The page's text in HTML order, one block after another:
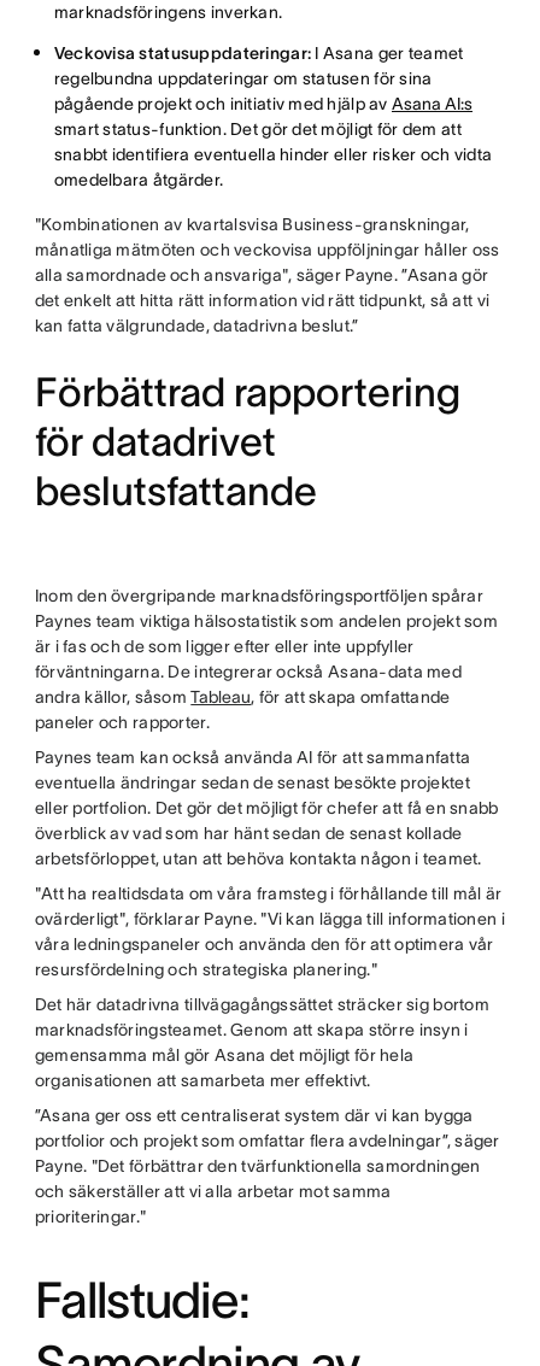
marknadsföringens inverkan.
Veckovisa statusuppdateringar: I Asana ger teamet
regelbundna uppdateringar om statusen för sina
pågående projekt och initiativ med hjälp av Asana AI:s
smart status-funktion. Det gör det möjligt för dem att
snabbt identifiera eventuella hinder eller risker och vidta
omedelbara åtgärder.
"Kombinationen av kvartalsvisa Business-granskningar,
månatliga mätmöten och veckovisa uppföljningar håller oss
alla samordnade och ansvariga", säger Payne. ”Asana gör
det enkelt att hitta rätt information vid rätt tidpunkt, så att vi
kan fatta välgrundade, datadrivna beslut.”
Förbättrad rapportering
för datadrivet
beslutsfattande
Inom den övergripande marknadsföringsportföljen spårar
Paynes team viktiga hälsostatistik som andelen projekt som
är i fas och de som ligger efter eller inte uppfyller
förväntningarna. De integrerar också Asana-data med
andra källor, såsomTableau, för att skapa omfattande
paneler och rapporter.
Paynes team kan också använda AI för att sammanfatta
eventuella ändringar sedan de senast besökte projektet
eller portfolion. Det gör det möjligt för chefer att få en snabb
överblick av vad som har hänt sedan de senast kollade
arbetsförloppet, utan att behöva kontakta någon i teamet.
"Att ha realtidsdata om våra framsteg i förhållande till mål är
ovärderligt", förklarar Payne. "Vi kan lägga till informationen i
våra ledningspaneler och använda den för att optimera vår
resursfördelning och strategiska planering."
Det här datadrivna tillvägagångssättet sträcker sig bortom
marknadsföringsteamet. Genom att skapa större insyn i
gemensamma mål gör Asana det möjligt för hela
organisationen att samarbeta mer effektivt.
”Asana ger oss ett centraliserat system där vi kan bygga
portfolior och projekt som omfattar flera avdelningar”, säger
Payne. "Det förbättrar den tvärfunktionella samordningen
och säkerställer att vi alla arbetar mot samma
prioriteringar."
Fallstudie: